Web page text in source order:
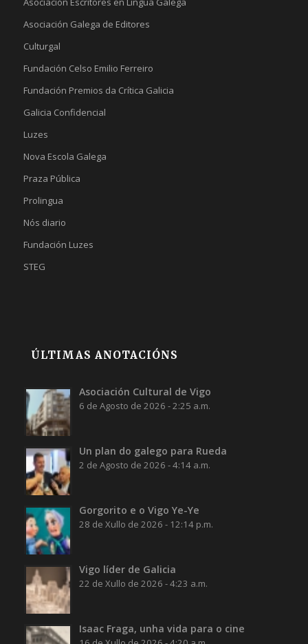
Asociación Galega de Editores
Culturgal
Fundación Celso Emilio Ferreiro
Fundación Premios da Crítica Galicia
Galicia Confidencial
Luzes
Nova Escola Galega
Praza Pública
Prolingua
Nós diario
Fundación Luzes
STEG
ÚLTIMAS ANOTACIÓNS
Asociación Cultural de Vigo
6 de Agosto de 2026 - 2:25 a.m.
Un plan do galego para Rueda
2 de Agosto de 2026 - 4:14 a.m.
Gorgorito e o Vigo Ye-Ye
28 de Xullo de 2026 - 12:14 p.m.
Vigo líder de Galicia
22 de Xullo de 2026 - 4:23 a.m.
Isaac Fraga, unha vida para o cine